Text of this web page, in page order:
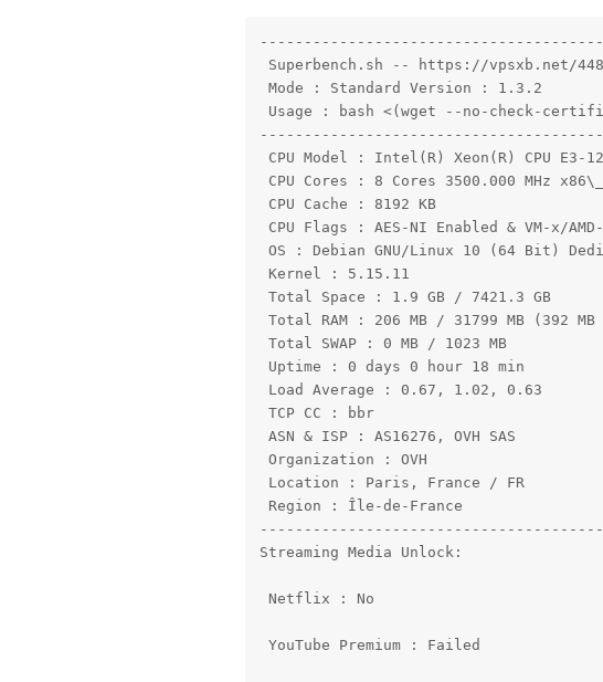
Superbench.sh -- https://vpsxb.net/448
Mode : Standard Version : 1.3.2
Usage : bash <(wget --no-check-
CPU Model : Intel(R) Xeon(R) CPU E3-
CPU Cores : 8 Cores 3500.000 MHz
CPU Cache : 8192 KB
CPU Flags : AES-NI Enabled & VM-x/
OS : Debian GNU/Linux 10 (64 Bit)
Kernel : 5.15.11
Total Space : 1.9 GB / 7421.3 GB
Total RAM : 206 MB / 31799 MB (392
Total SWAP : 0 MB / 1023 MB
Uptime : 0 days 0 hour 18 min
Load Average : 0.67, 1.02, 0.63
TCP CC : bbr
ASN & ISP : AS16276, OVH SAS
Organization : OVH
Location : Paris, France / FR
Region : Île-de-France
Streaming Media Unlock:
Netflix : No
YouTube Premium : Failed